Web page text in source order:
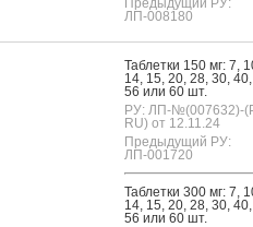
ЛП-008180
Таб­летки 150 мг: 7,
14, 15, 20, 28, 30, 40,
56 или 60 шт.
РУ: ЛП-№(007632)-
RU) от 12.11.24
Предыдущий РУ:
ЛП-001720
Таб­летки 300 мг: 7,
14, 15, 20, 28, 30, 40,
56 или 60 шт.